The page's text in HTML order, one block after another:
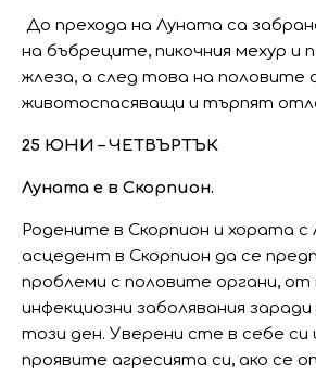
До прехода на Луната са
на бъбреците, пикочния мехур
жлеза, а след това на половите
животоспасяващи и търпят
25 ЮНИ – ЧЕТВЪРТЪК
Луната е в Скорпион.
Родените в Скорпион и хората с
асцедент в Скорпион да се
проблеми с половите органи, от
инфекциозни заболявания
този ден. Уверени сте в себе си
проявите агресията си, ако се